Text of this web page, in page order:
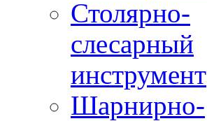
Столярно-
слесарный
инструмент
Шарнирно-